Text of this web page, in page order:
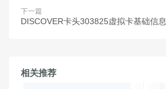
下一篇
DISCOVER卡头303825虚拟卡基础信息
相关推荐